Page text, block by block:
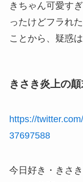
きちゃん可愛す
ったけどフラれ
ことから、疑惑
きさき炎上の顛
https://
37697588
今日好き・きさ